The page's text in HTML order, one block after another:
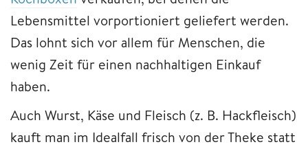
Lebensmittel vorportioniert geliefert werden.
Das lohnt sich vor allem für Menschen, die
wenig Zeit für einen nachhaltigen Einkauf
haben.
Auch Wurst, Käse und Fleisch (z. B. Hackfleisch)
kauft man im Idealfall frisch von der Theke statt